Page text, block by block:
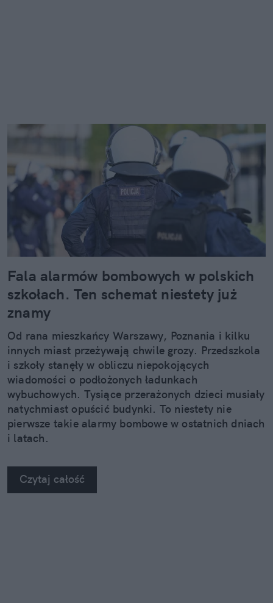
Fala alarmów bombowych w polskich
szkołach. Ten schemat niestety już
znamy
Od rana mieszkańcy Warszawy, Poznania i kilku
innych miast przeżywają chwile grozy. Przedszkola
i szkoły stanęły w obliczu niepokojących
wiadomości o podłożonych ładunkach
wybuchowych. Tysiące przerażonych dzieci musiały
natychmiast opuścić budynki. To niestety nie
pierwsze takie alarmy bombowe w ostatnich dniach
i latach.
Czytaj całość